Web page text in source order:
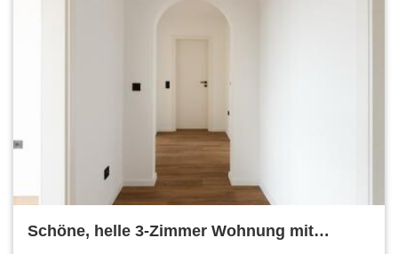
Schöne, helle 3-Zimmer Wohnung mit